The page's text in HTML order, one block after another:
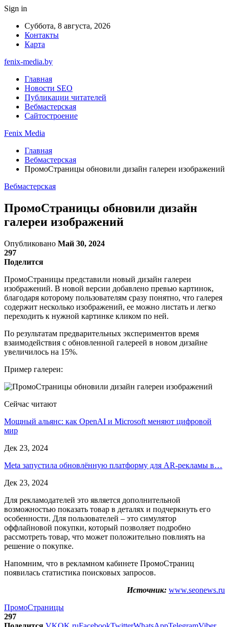
Sign in
Суббота, 8 августа, 2026
Контакты
Карта
fenix-media.by
Главная
Новости SEO
Публикации читателей
Вебмастерская
Сайтостроение
Fenix Media
Главная
Вебмастерская
ПромоСтраницы обновили дизайн галереи изображений
Вебмастерская
ПромоСтраницы обновили дизайн
галереи изображений
Опубликовано Май 30, 2024
297
Поделится
ПромоСтраницы представили новый дизайн галереи
изображений. В новой версии добавлено превью картинок,
благодаря которому пользователям сразу понятно, что галерея
содержит несколько изображений, ее можно листать и легко
переходить к нужной картинке кликом по ней.
По результатам предварительных экспериментов время
взаимодействия с обновленной галереей в новом дизайне
увеличилось на 15%.
Пример галереи:
Сейчас читают
Мощный альянс: как OpenAI и Microsoft меняют цифровой
мир
Дек 23, 2024
Meta запустила обновлённую платформу для AR-рекламы в…
Дек 23, 2024
Для рекламодателей это является дополнительной
возможностью показать товар в деталях и подчеркнуть его
особенности. Для пользователей – это симулятор
оффлайновой покупки, который позволяет подробно
рассмотреть товар, что может положительно повлиять на
решение о покупке.
Напомним, что в рекламном кабинете ПромоСтраниц
появилась статистика поисковых запросов.
Источник: www.seonews.ru
ПромоСтраницы
297